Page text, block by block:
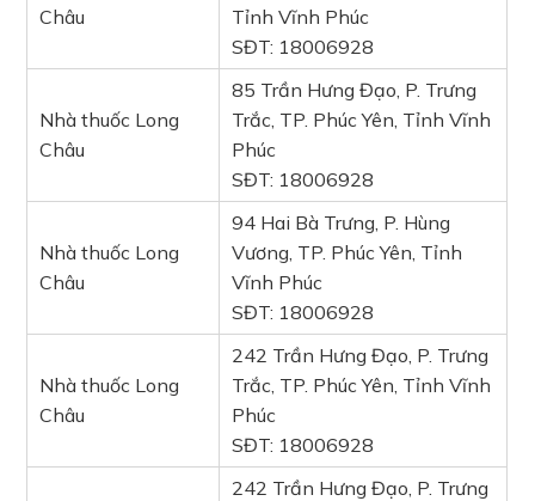
Châu
Tỉnh Vĩnh Phúc
SĐT: 18006928
Nhà thuốc Long
Châu
85 Trần Hưng Đạo, P. Trưng
Trắc, TP. Phúc Yên, Tỉnh Vĩnh
Phúc
SĐT: 18006928
Nhà thuốc Long
Châu
94 Hai Bà Trưng, P. Hùng
Vương, TP. Phúc Yên, Tỉnh
Vĩnh Phúc
SĐT: 18006928
Nhà thuốc Long
Châu
242 Trần Hưng Đạo, P. Trưng
Trắc, TP. Phúc Yên, Tỉnh Vĩnh
Phúc
SĐT: 18006928
242 Trần Hưng Đạo, P. Trưng